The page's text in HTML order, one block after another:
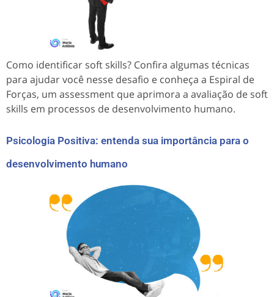
Como identificar soft skills? Confira algumas técnicas
para ajudar você nesse desafio e conheça a Espiral de
Forças, um assessment que aprimora a avaliação de soft
skills em processos de desenvolvimento humano.
Psicologia Positiva: entenda sua importância para o
desenvolvimento humano